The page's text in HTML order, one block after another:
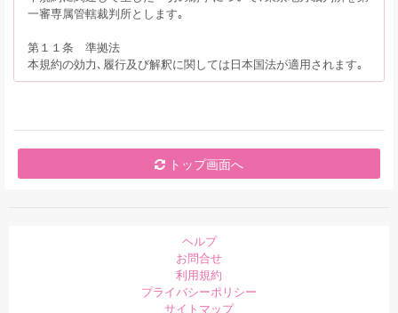
一審専属管轄裁判所とします｡
第１１条 準拠法
本規約の効力､履行及び解釈に関しては日本国法が適用されます｡
トップ画面へ
ヘルプ
お問合せ
利用規約
プライバシーポリシー
サイトマップ